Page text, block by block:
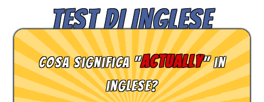
TEST DI INGLESE
Cosa significa "actually" in
inglese?